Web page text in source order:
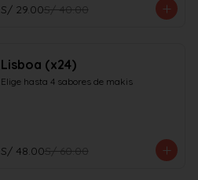
S/ 29.00S/ 40.00
Lisboa (x24)
Elige hasta 4 sabores de makis
S/ 48.00S/ 60.00